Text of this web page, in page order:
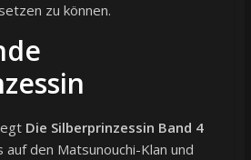
zu können.
Die Silberprinzessin Band 4
auf den Matsunouchi-Klan und